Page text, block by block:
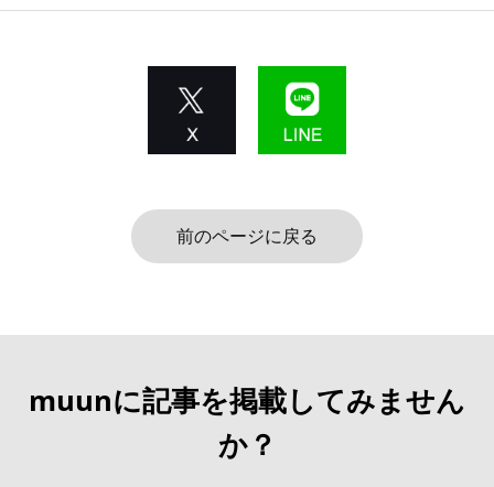
前のページに戻る
muunに記事を掲載してみません
か？